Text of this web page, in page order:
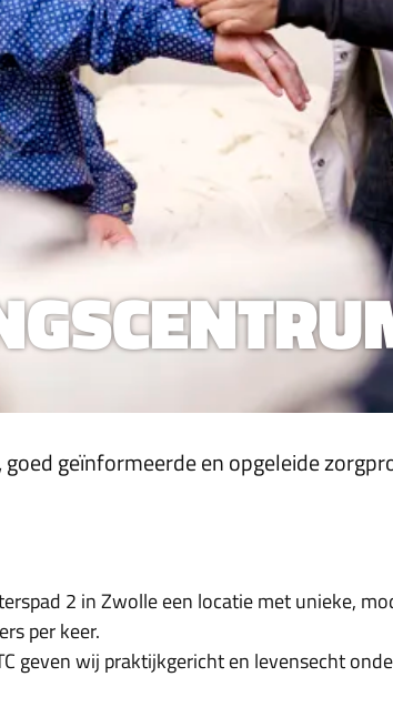
geïnformeerde en opgeleide
2 in Zwolle een locatie met unieke,
per keer.
geven wij praktijkgericht en levensecht